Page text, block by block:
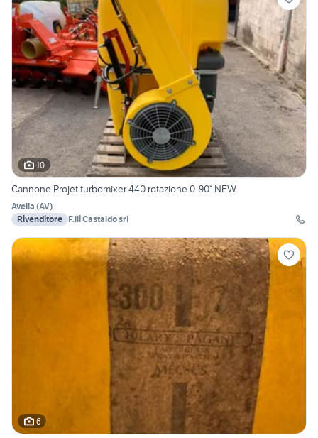
10
Cannone Projet turbomixer 440 rotazione 0-90° NEW
Avella (AV)
Rivenditore F.lli Castaldo srl
6